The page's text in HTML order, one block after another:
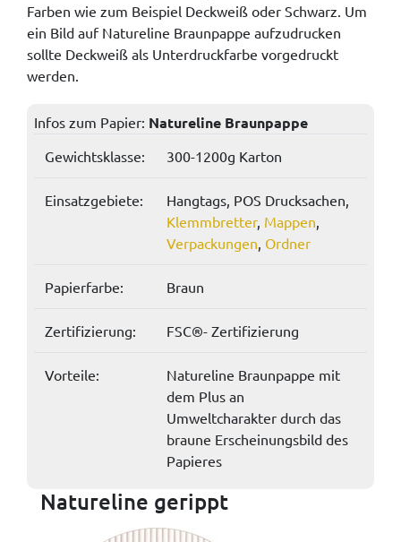
Farben wie zum Beispiel Deckweiß oder Schwarz. Um
ein Bild auf Natureline Braunpappe aufzudrucken
sollte Deckweiß als Unterdruckfarbe vorgedruckt
werden.
Infos zum Papier: Natureline Braunpappe
Gewichtsklasse: 300-1200g Karton
Einsatzgebiete:
Hangtags, POS Drucksachen,
Klemmbretter, Mappen
Verpackungen Ordner
Papierfarbe: Braun
Zertifizierung: FSC®- Zertifizierung
Vorteile:
Natureline Braunpappe mit
dem Plus an
Umweltcharakter durch das
braune Erscheinungsbild des
Papieres
Natureline gerippt